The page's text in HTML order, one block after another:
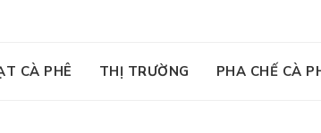
CÀ PHÊ THỊ TRƯỜNG PHA CHẾ CÀ